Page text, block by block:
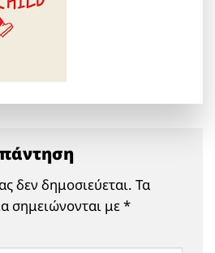
δεν δημοσιεύεται. Τα
σημειώνονται με*